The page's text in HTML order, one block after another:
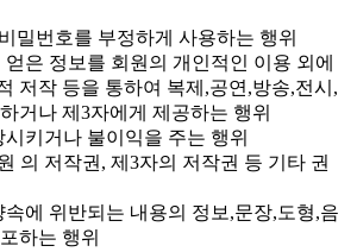
밀번호를 부정하게 사용하는 행위
은 정보를 회원의 개인적인 이용 외에
저작 등을 통하여 복제,공연,방송,전시,
거나 제3자에게 제공하는 행위
키거나 불이익을 주는 행위
의 저작권, 제3자의 저작권 등 기타 권
에 위반되는 내용의 정보,문장,도형,음
하는 행위